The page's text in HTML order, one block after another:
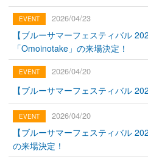
2026/04/23
【ブルーサマーフェスティバル
「Omoinotake」の来場決定！
2026/04/20
【ブルーサマーフェスティバル
2026/04/20
【ブルーサマーフェスティバル
の来場決定！